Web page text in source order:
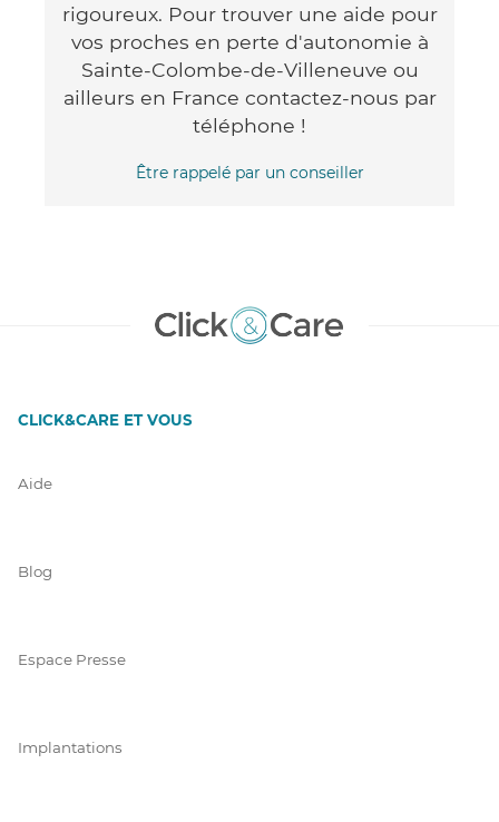
rigoureux. Pour trouver une aide pour
vos proches en perte d'autonomie à
Sainte-Colombe-de-Villeneuve ou
ailleurs en France contactez-nous par
téléphone !
Être rappelé par un conseiller
CLICK&CARE ET VOUS
Aide
Blog
Espace Presse
Implantations